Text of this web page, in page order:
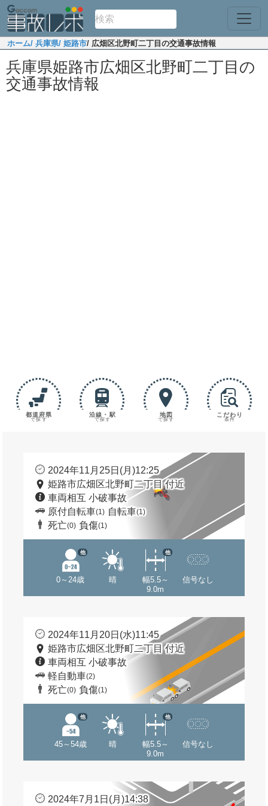
ホーム/ 兵庫県/ 姫路市/ 広畑区北野町二丁目の交通事故情報
兵庫県姫路市広畑区北野町二丁目の
交通事故情報
都道府県
で探す
沿線・駅
で探す
地図
で探す
こだわり
条件
2024年11月25日(月)12:25
姫路市広畑区北野町二丁目 付近
車両相互 小破事故
原付自転車(1) 自転車(1)
死亡(0) 負傷(1)
0～24歳
他
晴
幅5.5～
9.0m
他
信号なし
2024年11月20日(水)11:45
姫路市広畑区北野町二丁目 付近
車両相互 小破事故
軽自動車(2)
死亡(0) 負傷(1)
45～54歳
他
晴
幅5.5～
9.0m
他
信号なし
2024年7月1日(月)14:38